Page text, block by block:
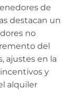
de
destacan un
no
del
ajustes en la
y
alquiler